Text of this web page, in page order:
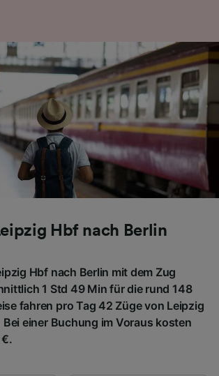
Hbf nach Berlin
Hbf nach Berlin mit dem Zug
1 Std 49 Min für die rund 148
fahren pro Tag 42 Züge von Leipzig
einer Buchung im Voraus kosten